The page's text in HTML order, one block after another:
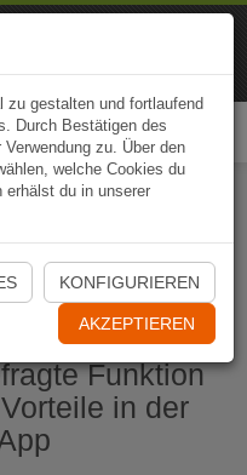
öffnen
Funktion
in der
zu gestalten und fortlaufend
Durch Bestätigen des
zu. Über den
welche Cookies du
du in unserer
KONFIGURIEREN
AKZEPTIEREN